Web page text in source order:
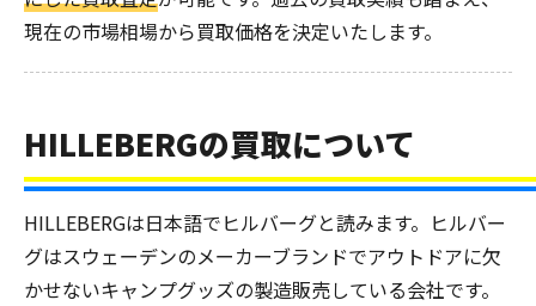
現在の市場相場から買取価格を決定いたします。
HILLEBERGの買取について
HILLEBERGは日本語でヒルバーグと読みます。ヒルバー
グはスウェーデンのメーカーブランドでアウトドアに欠
かせないキャンプグッズの製造販売している会社です。